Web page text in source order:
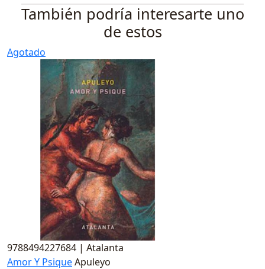
También podría interesarte uno
de estos
Agotado
9788494227684 | Atalanta
Amor Y PsiqueApuleyo